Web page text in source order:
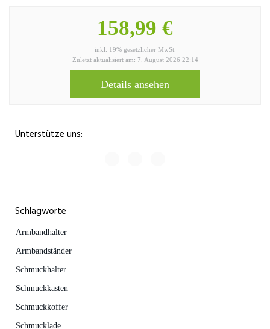
158,99 €
inkl. 19% gesetzlicher MwSt.
Zuletzt aktualisiert am: 7. August 2026 22:14
Details ansehen
Unterstütze uns:
Schlagworte
Armbandhalter
Armbandständer
Schmuckhalter
Schmuckkasten
Schmuckkoffer
Schmucklade